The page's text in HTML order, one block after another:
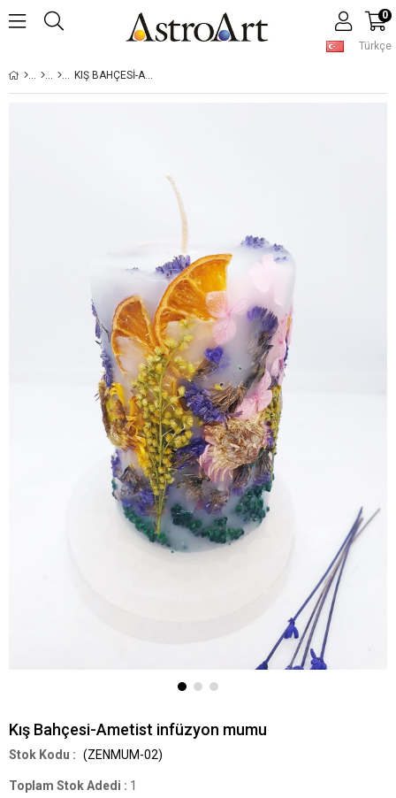
Türkçe
0
KIŞ BAHÇESI-AMETIST INFÜZYON MUMU
Kış Bahçesi-Ametist infüzyon mumu
(ZENMUM-02)
Toplam Stok Adedi : 1